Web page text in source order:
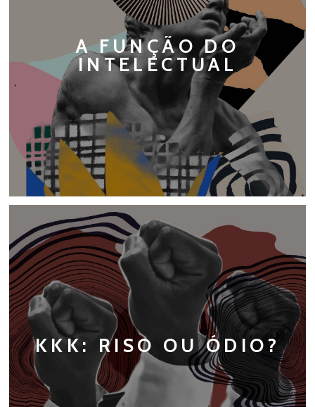
A FUNÇÃO DO
INTELECTUAL
KKK: RISO OU ÓDIO?